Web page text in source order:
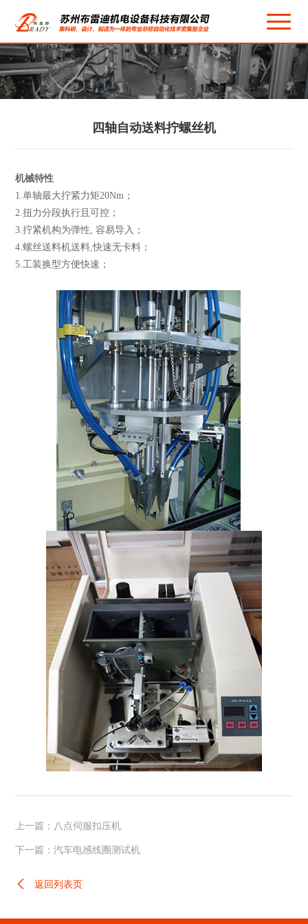
四轴自动送料拧螺丝机
机械特性
1.单轴最大拧紧力矩20Nm；
2.扭力分段执行且可控；
3.拧紧机构为弹性, 容易导入；
4.螺丝送料机送料,快速无卡料；
5.工装换型方便快速；
上一篇：八点伺服扣压机
下一篇：汽车电感线圈测试机
返回列表页